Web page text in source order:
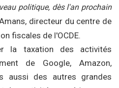
politique, dès l'an prochain
directeur du centre de
fiscales de l'OCDE.
la taxation des activités
de Google, Amazon,
aussi des autres grandes